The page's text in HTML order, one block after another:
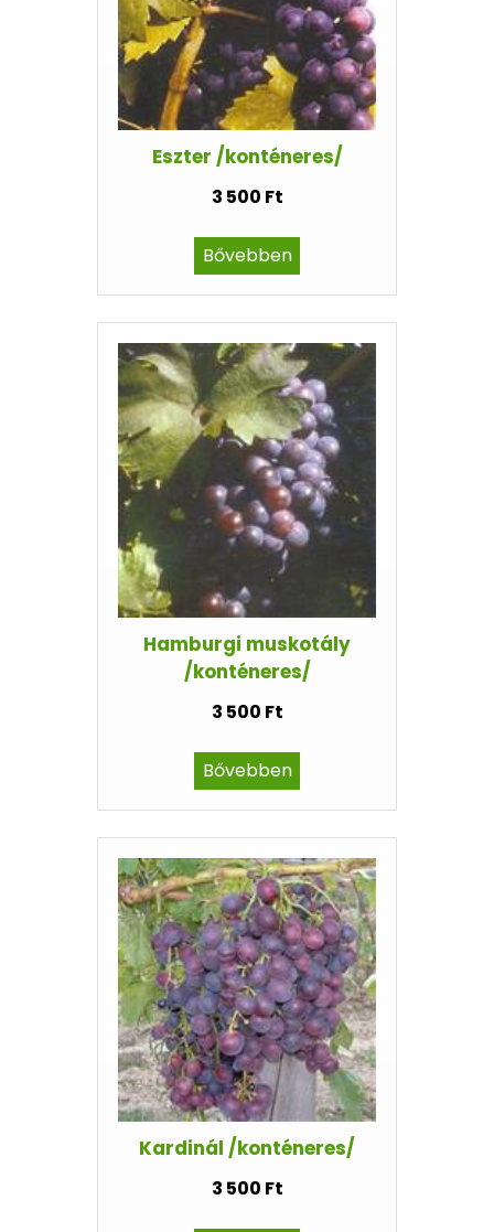
Eszter /konténeres/
3 500 Ft
Bővebben
Hamburgi muskotály
/konténeres/
3 500 Ft
Bővebben
Kardinál /konténeres/
3 500 Ft